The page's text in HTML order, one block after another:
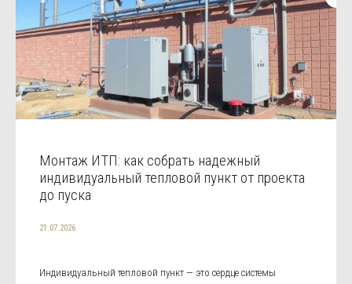
Монтаж ИТП: как собрать надежный
индивидуальный тепловой пункт от проекта
до пуска
21.07.2026
Индивидуальный тепловой пункт — это сердце системы